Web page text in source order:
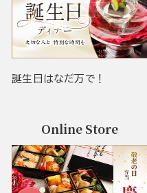
誕生日はなだ万で！
Online Store